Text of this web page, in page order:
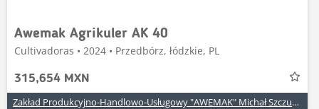
Awemak Agrikuler AK 40
Cultivadoras • 2024 • Przedbórz, łódzkie, PL
315,654 MXN
Zakład Produkcyjno-Handlowo-Usługowy "AWEMAK" Michał Szczuraszek